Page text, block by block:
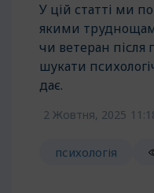
У цій статті ми
якими
чи ветеран після
шукати
дає.
2 Жовтня, 2025
психологія